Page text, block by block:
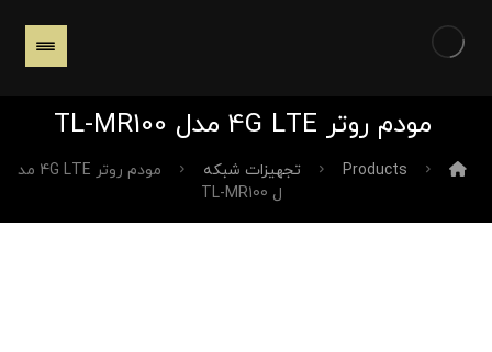
مودم روتر 4G LTE مدل TL-MR100
Products تجهیزات شبکه
مودم روتر 4G LTE مد
ل TL-MR100